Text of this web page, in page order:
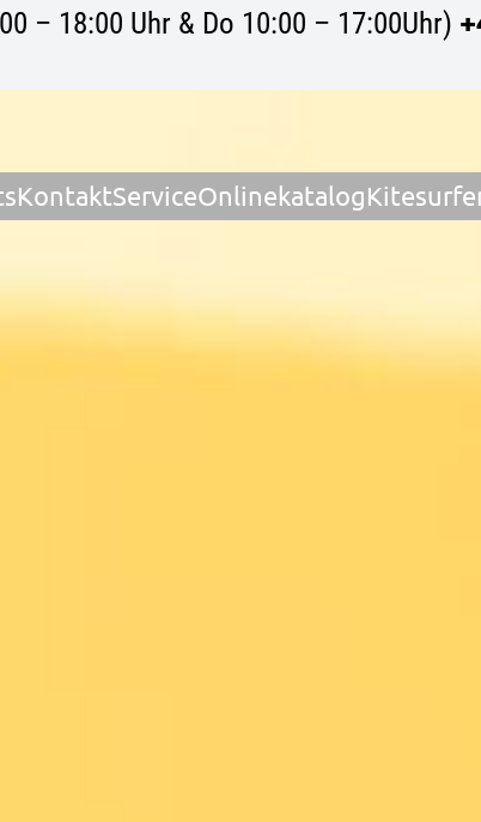
– 18:00 Uhr & Do 10:00 – 17:00Uhr)
KontaktServiceOnlinekatalog